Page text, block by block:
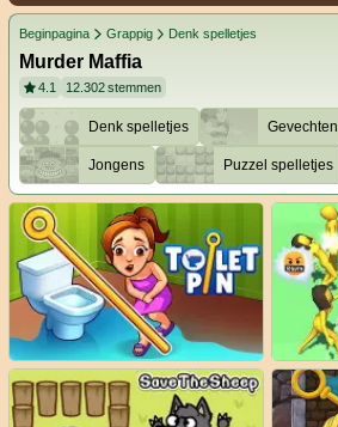
Beginpagina Grappig Denk spelletjes
Murder Maffia
4.1 12.302stemmen
Denk spelletjes Gevechten
Jongens Puzzel spelletjes